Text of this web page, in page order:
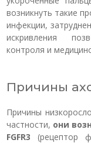
возникнуть такие
инфекции,
искривления
контроля и
Причины
Причины
частности, они
FGFR3 (рецептор